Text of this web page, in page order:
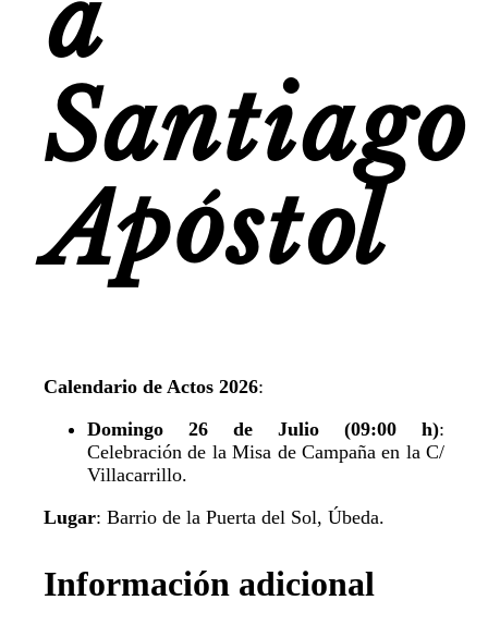
a
Santiago
Apóstol
Calendario de Actos 2026:
Domingo 26 de Julio (09:00 h):
Celebración de la Misa de Campaña en la C/
Villacarrillo.
Lugar: Barrio de la Puerta del Sol, Úbeda.
Información adicional